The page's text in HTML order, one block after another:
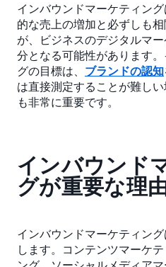
インバウンドマーケティング
的な売上の増加と必ずしも
が、ビジネスのデジタルマ
分となる可能性があります
グの目標は、 ブランドの認知
は直接測定することが難し
も非常に重要です。
インバウンド
グが重要な理
インバウンドマーケティン
します。コンテンツマーケ